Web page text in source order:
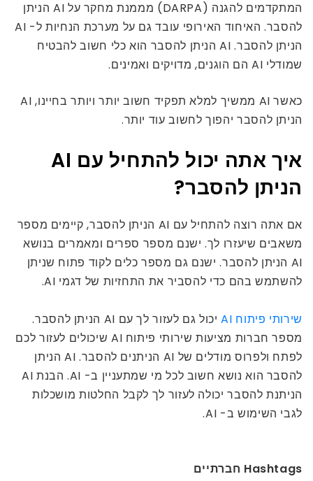
המתקדמים להגנה (DARPA) מממנת מחקר על AI הניתן
להסבר. האיחוד האירופי עובד גם על מערכת הנחיות ל- AI
הניתן להסבר. AI הניתן להסבר הוא כלי חשוב להבטיח
שמודלי AI הם הוגנים, מדויקים ואמינים.
כאשר AI ממשיך למלא תפקיד חשוב יותר ויותר בחיינו, AI
הניתן להסבר יהפוך לחשוב עוד יותר.
איך אתה יכול להתחיל עם AI
הניתן להסבר?
אם אתה רוצה להתחיל עם AI הניתן להסבר, קיימים מספר
משאבים שיעזרו לך. ישנם מספר ספרים ומאמרים בנושא
AI הניתן להסבר. ישנם גם מספר כלים לקוד פתוח שניתן
להשתמש בהם כדי להסביר את התחזיות של דגמי AI.
שירותי פיתוח AI
יכול גם לעזור לך עם AI הניתן להסבר.
מספר חברות מציעות שירותי פיתוח AI שיכולים לעזור לכם
לפתח ולפרוס מודלים של AI הניתנים להסבר. AI הניתן
להסבר הוא נושא חשוב לכל מי שמתעניין ב- AI. הבנת AI
הניתנת להסבר יכולה לעזור לך לקבל החלטות מושכלות
לגבי השימוש ב- AI.
Hashtags חברתיים